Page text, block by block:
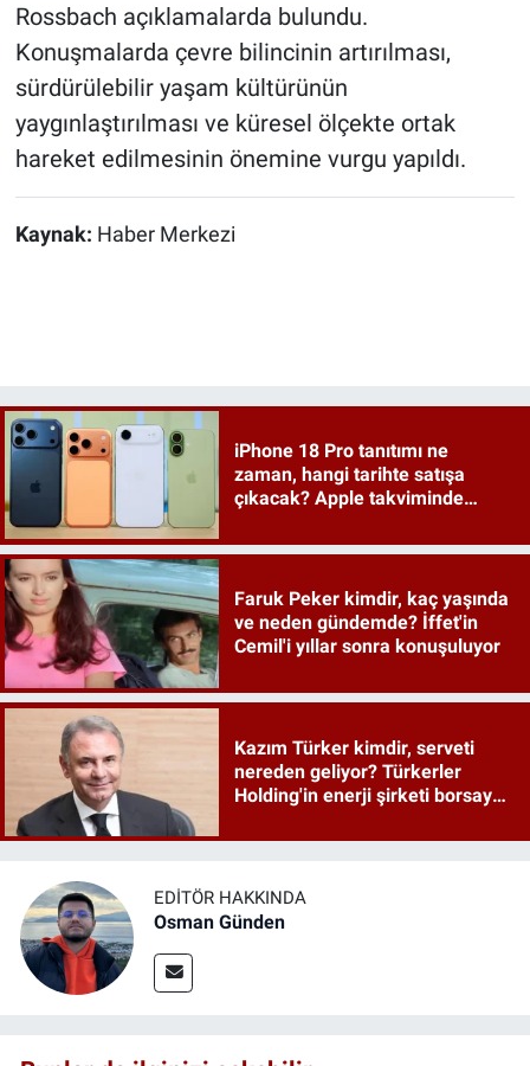
Rossbach açıklamalarda bulundu.
Konuşmalarda çevre bilincinin artırılması,
sürdürülebilir yaşam kültürünün
yaygınlaştırılması ve küresel ölçekte ortak
hareket edilmesinin önemine vurgu yapıldı.
Kaynak: Haber Merkezi
iPhone 18 Pro tanıtımı ne
zaman, hangi tarihte satışa
çıkacak? Apple takviminde
Faruk Peker kimdir, kaç yaşında
ve neden gündemde? İffet'in
Cemil'i yıllar sonra konuşuluyor
Kazım Türker kimdir, serveti
nereden geliyor? Türkerler
Holding'in enerji şirketi borsaya
EDITÖR HAKKINDA
Osman Günden